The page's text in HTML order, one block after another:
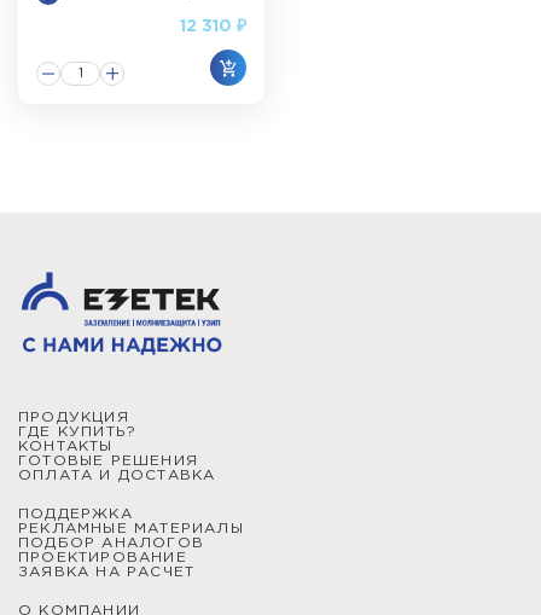
12 310 ₽
ПРОДУКЦИЯ
ГДЕ КУПИТЬ?
КОНТАКТЫ
ГОТОВЫЕ РЕШЕНИЯ
ОПЛАТА И ДОСТАВКА
ПОДДЕРЖКА
РЕКЛАМНЫЕ МАТЕРИАЛЫ
ПОДБОР АНАЛОГОВ
ПРОЕКТИРОВАНИЕ
ЗАЯВКА НА РАСЧЕТ
О КОМПАНИИ